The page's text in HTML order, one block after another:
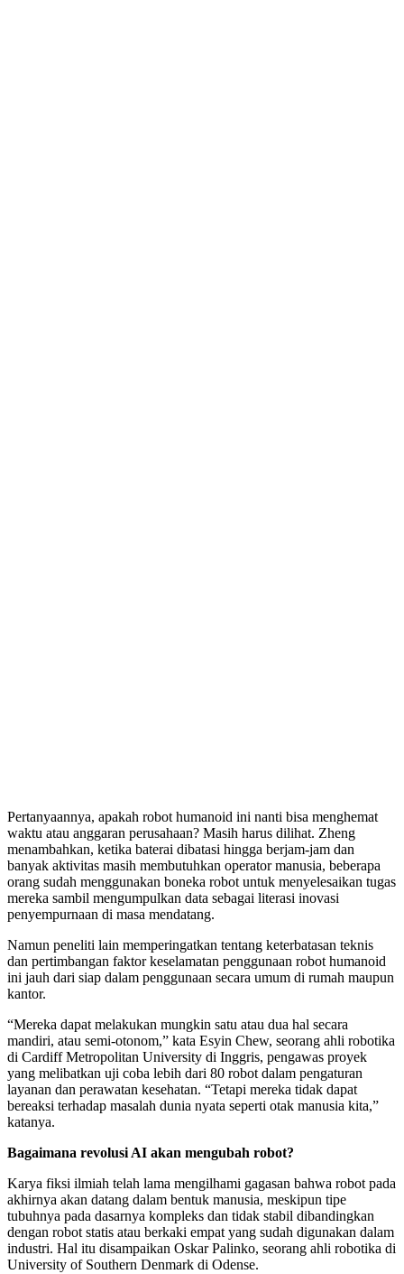
Pertanyaannya, apakah robot humanoid ini nanti bisa menghemat
waktu atau anggaran perusahaan? Masih harus dilihat. Zheng
menambahkan, ketika baterai dibatasi hingga berjam-jam dan
banyak aktivitas masih membutuhkan operator manusia, beberapa
orang sudah menggunakan boneka robot untuk menyelesaikan tugas
mereka sambil mengumpulkan data sebagai literasi inovasi
penyempurnaan di masa mendatang.
Namun peneliti lain memperingatkan tentang keterbatasan teknis
dan pertimbangan faktor keselamatan penggunaan robot humanoid
ini jauh dari siap dalam penggunaan secara umum di rumah maupun
kantor.
“Mereka dapat melakukan mungkin satu atau dua hal secara
mandiri, atau semi-otonom,” kata Esyin Chew, seorang ahli robotika
di Cardiff Metropolitan University di Inggris, pengawas proyek
yang melibatkan uji coba lebih dari 80 robot dalam pengaturan
layanan dan perawatan kesehatan. “Tetapi mereka tidak dapat
bereaksi terhadap masalah dunia nyata seperti otak manusia kita,”
katanya.
Bagaimana revolusi AI akan mengubah robot?
Karya fiksi ilmiah telah lama mengilhami gagasan bahwa robot pada
akhirnya akan datang dalam bentuk manusia, meskipun tipe
tubuhnya pada dasarnya kompleks dan tidak stabil dibandingkan
dengan robot statis atau berkaki empat yang sudah digunakan dalam
industri. Hal itu disampaikan Oskar Palinko, seorang ahli robotika di
University of Southern Denmark di Odense.